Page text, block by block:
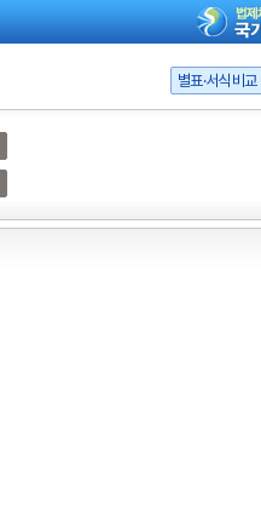
별표·서식비교